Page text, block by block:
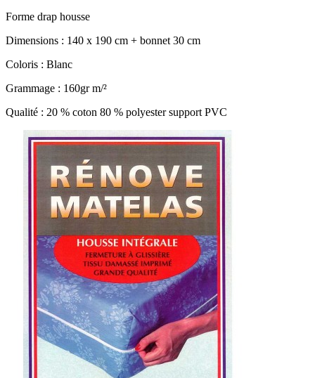
Forme drap housse
Dimensions : 140 x 190 cm + bonnet 30 cm
Coloris : Blanc
Grammage : 160gr m/²
Qualité : 20 % coton 80 % polyester support PVC